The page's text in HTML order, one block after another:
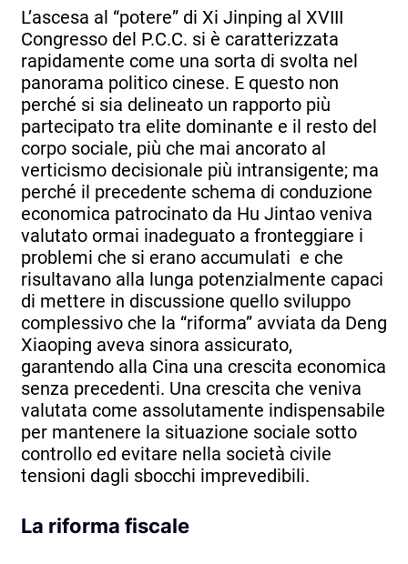
L’ascesa al “potere” di Xi Jinping al XVIII
Congresso del P.C.C. si è caratterizzata
rapidamente come una sorta di svolta nel
panorama politico cinese. E questo non
perché si sia delineato un rapporto più
partecipato tra elite dominante e il resto del
corpo sociale, più che mai ancorato al
verticismo decisionale più intransigente; ma
perché il precedente schema di conduzione
economica patrocinato da Hu Jintao veniva
valutato ormai inadeguato a fronteggiare i
problemi che si erano accumulati e che
risultavano alla lunga potenzialmente capaci
di mettere in discussione quello sviluppo
complessivo che la “riforma” avviata da Deng
Xiaoping aveva sinora assicurato,
garantendo alla Cina una crescita economica
senza precedenti. Una crescita che veniva
valutata come assolutamente indispensabile
per mantenere la situazione sociale sotto
controllo ed evitare nella società civile
tensioni dagli sbocchi imprevedibili.
La riforma fiscale